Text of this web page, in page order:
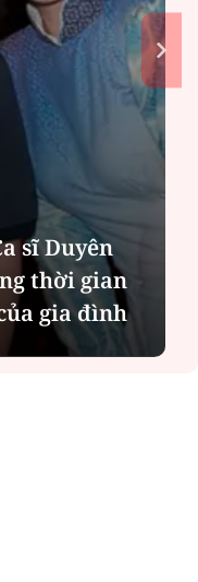
thương vụ
tỷ đồng cho